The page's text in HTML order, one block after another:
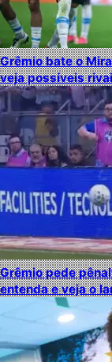
Grêmio bate o
veja possíveis
Grêmio pede
entenda e veja o